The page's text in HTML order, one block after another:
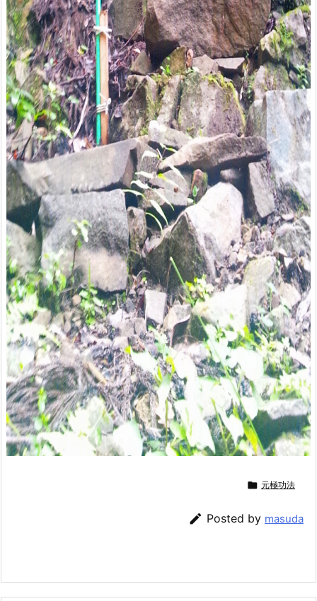
 元極功法
 Posted by masuda